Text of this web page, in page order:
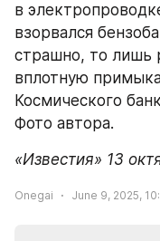
в
взорвался
страшно, то лишь
вплотную
Космического
Фото автора.
«Известия» 13
Onegai June 9, 2025,